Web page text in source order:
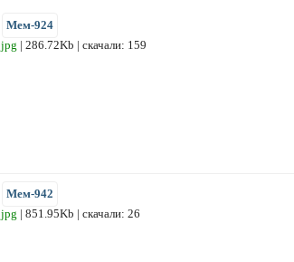
Мем-924
jpg | 286.72Kb | скачали: 159
Мем-942
jpg | 851.95Kb | скачали: 26